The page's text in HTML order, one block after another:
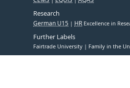
Research
German U15 HR Excellence in
Further Labels
Fairtrade University Family in the